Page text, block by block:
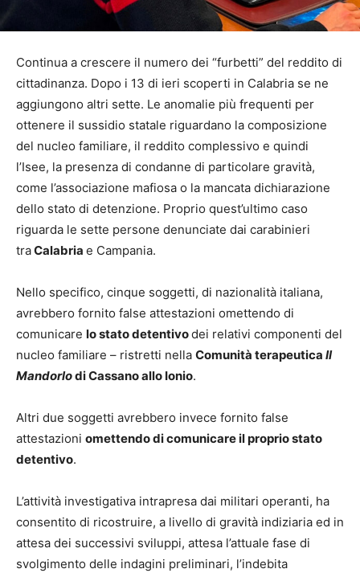
Continua a crescere il numero dei “furbetti” del reddito di
cittadinanza. Dopo i 13 di ieri scoperti in Calabria se ne
aggiungono altri sette. Le anomalie più frequenti per
ottenere il sussidio statale riguardano la composizione
del nucleo familiare, il reddito complessivo e quindi
l’Isee, la presenza di condanne di particolare gravità,
come l’associazione mafiosa o la mancata dichiarazione
dello stato di detenzione. Proprio quest’ultimo caso
riguarda le sette persone denunciate dai carabinieri
traCalabria e Campania.
Nello specifico, cinque soggetti, di nazionalità italiana,
avrebbero fornito false attestazioni omettendo di
comunicare lo stato detentivodei relativi componenti del
nucleo familiare – ristretti nella Comunità terapeutica Il
Mandorlodi Cassano allo Ionio.
Altri due soggetti avrebbero invece fornito false
attestazioni omettendo di comunicare il proprio stato
detentivo.
L’attività investigativa intrapresa dai militari operanti, ha
consentito di ricostruire, a livello di gravità indiziaria ed in
attesa dei successivi sviluppi, attesa l’attuale fase di
svolgimento delle indagini preliminari, l’indebita